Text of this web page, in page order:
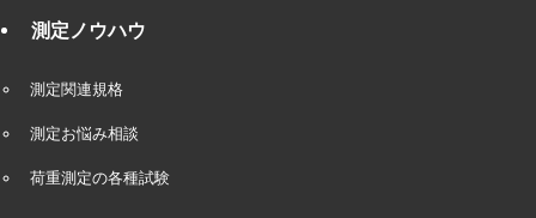
測定ノウハウ
測定関連規格
測定お悩み相談
荷重測定の各種試験